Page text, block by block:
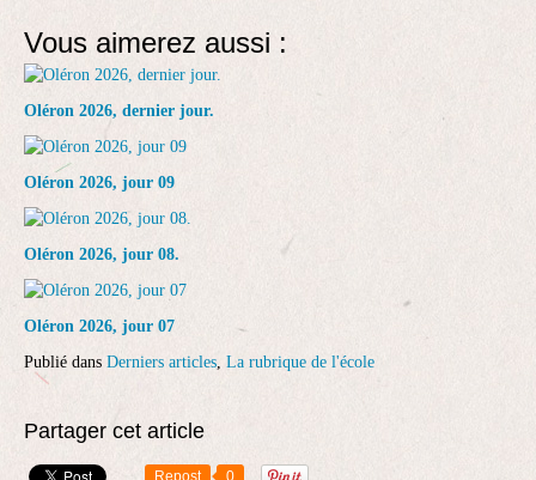
Vous aimerez aussi :
Oléron 2026, dernier jour.
Oléron 2026, jour 09
Oléron 2026, jour 08.
Oléron 2026, jour 07
Publié dans Derniers articles, La rubrique de l'école
Partager cet article
Repost 0